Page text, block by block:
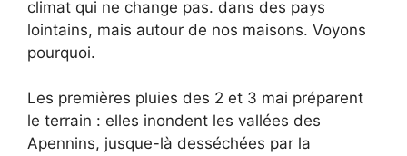
climat qui ne change pas. dans des pays
lointains, mais autour de nos maisons. Voyons
pourquoi.
Les premières pluies des 2 et 3 mai préparent
le terrain : elles inondent les vallées des
Apennins, jusque-là desséchées par la